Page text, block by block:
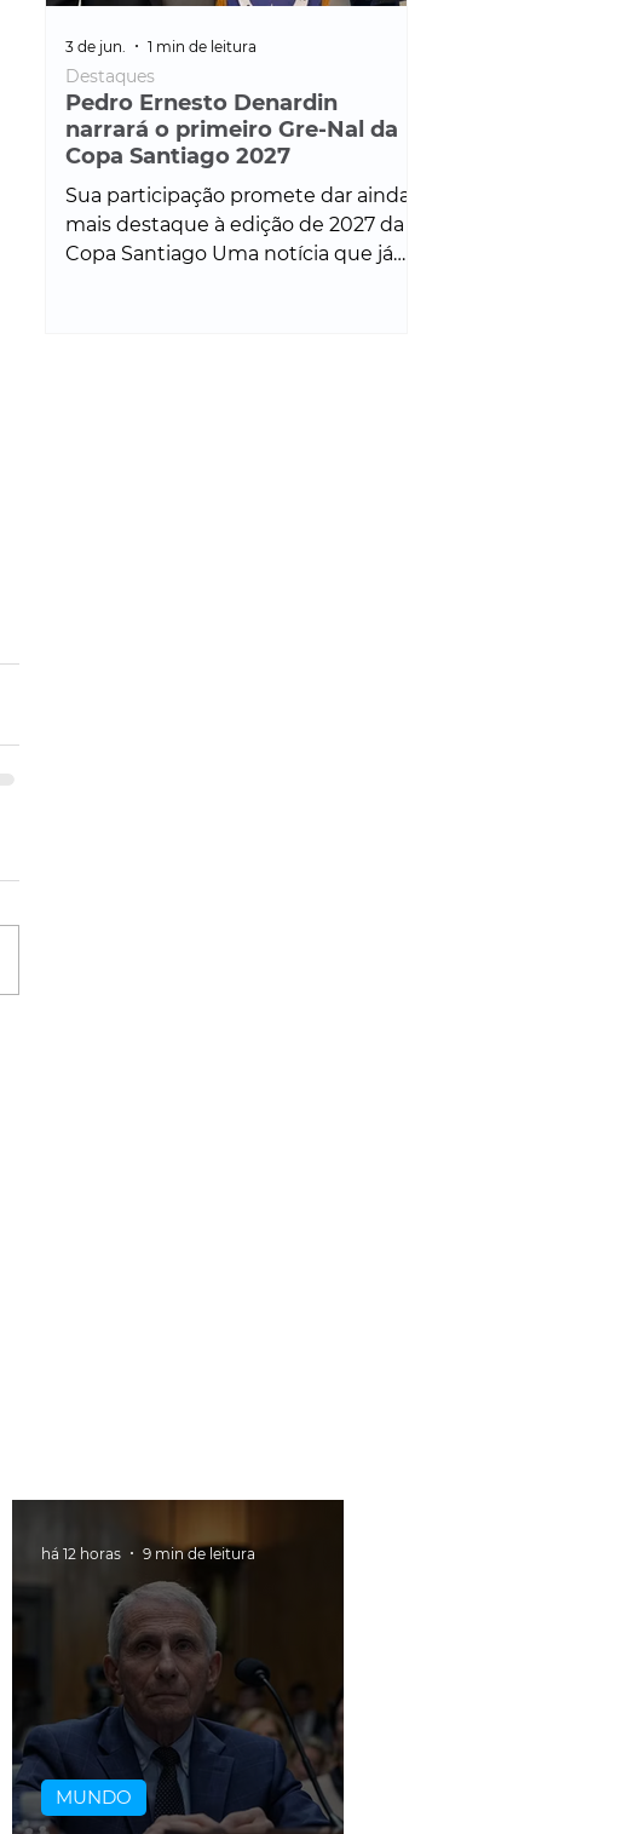
Pedro Ernesto Denardin
narrará o primeiro Gre-Nal da
Copa Santiago 2027
Sua participação promete dar ainda
mais destaque à edição de 2027 da
Copa Santiago Uma notícia que já
Destaques
3 de jun. 1 min de leitura
MUNDO
há 12 horas 9 min de leitura